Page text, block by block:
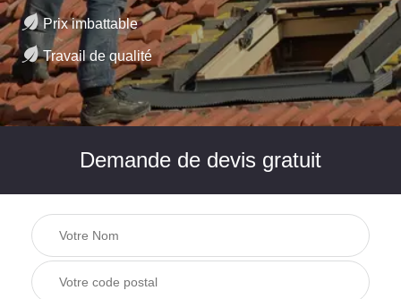
Prix imbattable
Travail de qualité
Demande de devis gratuit